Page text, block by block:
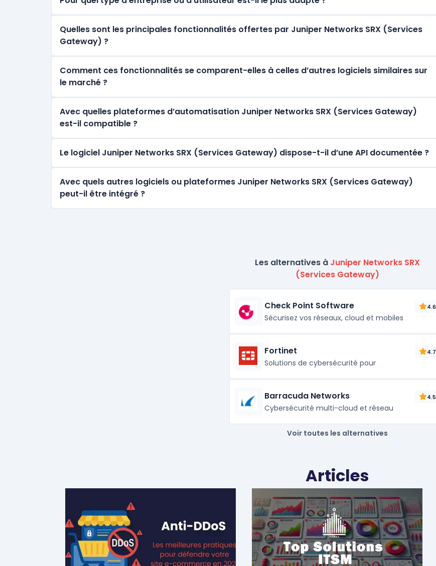
Quelles sont les principales fonctionnalités offertes par Juniper Networks SRX (Services
Gateway) ?
Comment ces fonctionnalités se comparent-elles à celles d’autres logiciels similaires sur
le marché ?
Avec quelles plateformes d’automatisation Juniper Networks SRX (Services Gateway)
est-il compatible ?
Le logiciel Juniper Networks SRX (Services Gateway) dispose-t-il d’une API documentée ?
Avec quels autres logiciels ou plateformes Juniper Networks SRX (Services Gateway)
peut-il être intégré ?
Les alternatives à Juniper Networks SRX
(Services Gateway)
Check Point Software 4.6
Sécurisez vos réseaux, cloud et mobiles
Fortinet 4.7
Solutions de cybersécurité pour
Barracuda Networks 4.5
Cybersécurité multi-cloud et réseau
Voir toutes les alternatives
Articles